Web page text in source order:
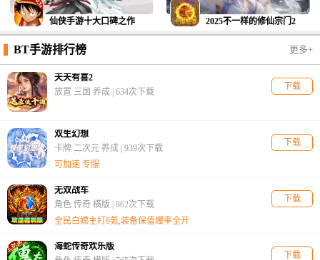
仙侠手游十大口碑之作 2025不一样的修仙宗门2
BT手游排行榜 更多+
天天有喜2
放置 三国 养成 | 634次下载
下载
双生幻想
卡牌 二次元 养成 | 939次下载
可加速 专服
下载
无双战车
角色 传奇 横版 | 862次下载
全民白嫖主打0氪,装备保值爆率全开
下载
海蛇传奇欢乐版
下载